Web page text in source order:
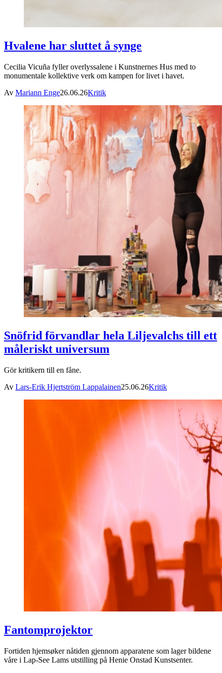
Hvalene har sluttet å synge
Cecilia Vicuña fyller overlyssalene i Kunstnernes Hus med to
monumentale kollektive verk om kampen for livet i havet.
Av Mariann Enge26.06.26Kritik
Snöfrid förvandlar hela Liljevalchs till ett
måleriskt universum
Gör kritikern till en fåne.
Av Lars-Erik Hjertström Lappalainen25.06.26Kritik
Fantomprojektor
Fortiden hjemsøker nåtiden gjennom apparatene som lager bildene
våre i Lap-See Lams utstilling på Henie Onstad Kunstsenter.